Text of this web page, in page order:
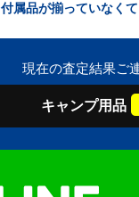
付属品が揃っていなく
現在の査定結果ご
キャンプ用品